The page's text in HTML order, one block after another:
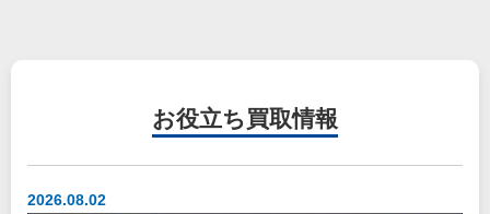
お役立ち 買取情報
2026.08.02